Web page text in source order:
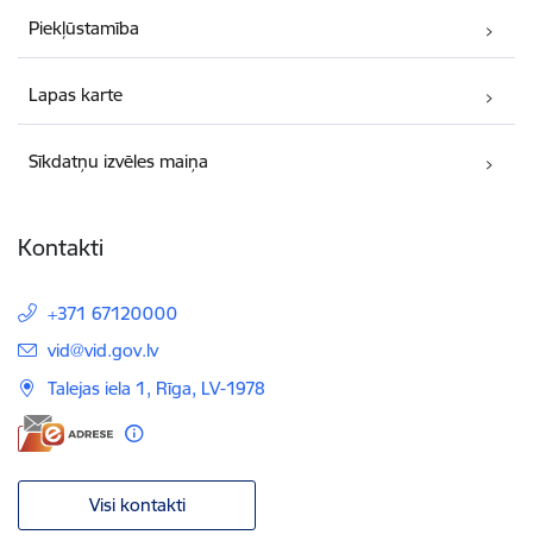
Piekļūstamība
Lapas karte
Sīkdatņu izvēles maiņa
Kontakti
+371 67120000
E-pasts:
vid@vid.gov.lv
Talejas iela 1, Rīga, LV-1978
Visi kontakti